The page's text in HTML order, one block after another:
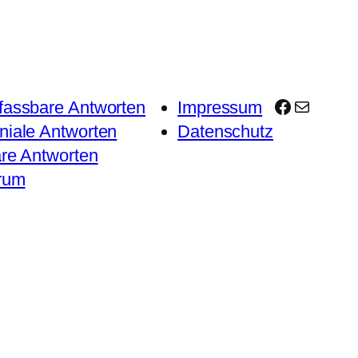
Antworten
Antworten
Antworten
Impressum
Datenschutz
Facebook
E-Mail